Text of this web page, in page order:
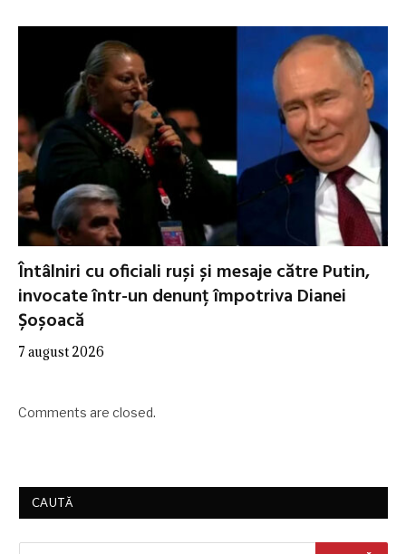
Întâlniri cu oficiali ruși și mesaje către Putin,
invocate într-un denunț împotriva Dianei
Șoșoacă
7 august 2026
Comments are closed.
CAUTĂ